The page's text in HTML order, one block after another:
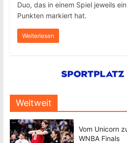
Duo, das in einem Spiel jeweils
Punkten markiert hat.
Weiterlesen
Weltweit
Vom Unicorn
WNBA Finals